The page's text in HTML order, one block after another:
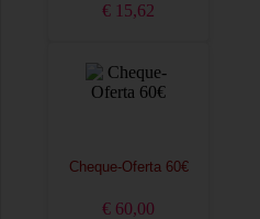
€ 15,62
Cheque-Oferta 60€
€ 60,00